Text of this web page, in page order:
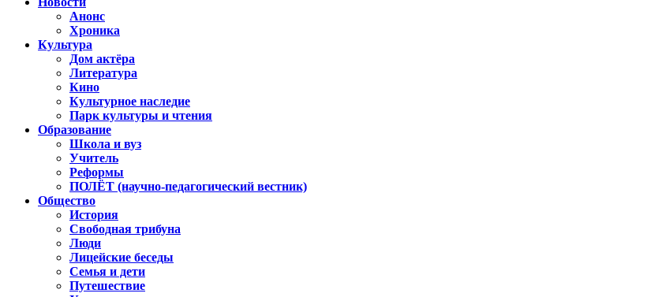
Анонс
Хроника
Культура
Дом актёра
Литература
Кино
Культурное наследие
Парк культуры и чтения
Образование
Школа и вуз
Учитель
Реформы
ПОЛЁТ (научно-педагогический вестник)
Общество
История
Свободная трибуна
Люди
Лицейские беседы
Семья и дети
Путешествие